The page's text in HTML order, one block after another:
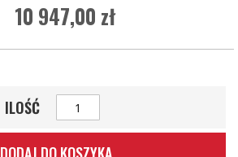
10 947,00 zł
ILOŚĆ